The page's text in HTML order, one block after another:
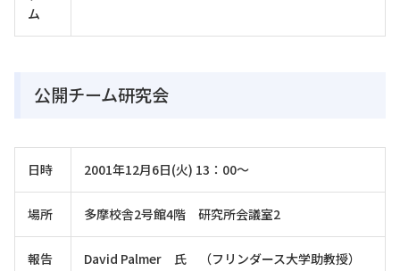
ム
公開チーム研究会
日時 2001年12月6日(火) 13：00～
場所 多摩校舎2号館4階 研究所会議室2
報告
David Palmer 氏 （フリンダース大学助教授）